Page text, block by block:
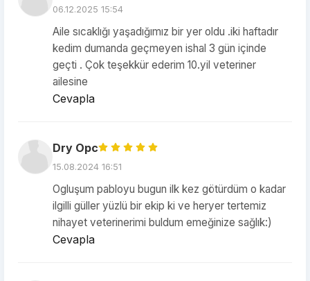
06.12.2025 15:54
Aile sıcaklığı yaşadığımız bir yer oldu .iki haftadır
kedim dumanda geçmeyen ishal 3 gün içinde
geçti . Çok teşekkür ederim 10.yil veteriner
ailesine
Cevapla
Dry Opc
15.08.2024 16:51
Ogluşum pabloyu bugun ilk kez götürdüm o kadar
ilgilli güller yüzlü bir ekip ki ve heryer tertemiz
nihayet veterinerimi buldum emeğinize sağlık:)
Cevapla